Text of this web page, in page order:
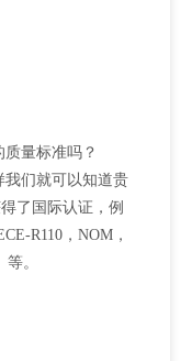
量标准吗？
我们就可以知道贵
了国际认证，例
R110，NOM，
等。